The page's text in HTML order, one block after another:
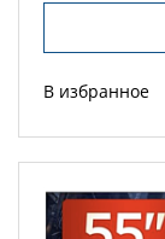
В избранное